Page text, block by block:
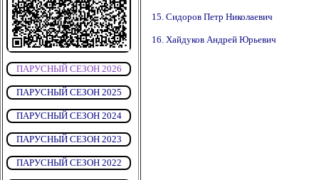
ПАРУСНЫЙ СЕЗОН 2026
ПАРУСНЫЙ СЕЗОН 2025
ПАРУСНЫЙ СЕЗОН 2024
ПАРУСНЫЙ СЕЗОН 2023
ПАРУСНЫЙ СЕЗОН 2022
15. Сидоров Петр Николаевич
16. Хайдуков Андрей Юрьевич